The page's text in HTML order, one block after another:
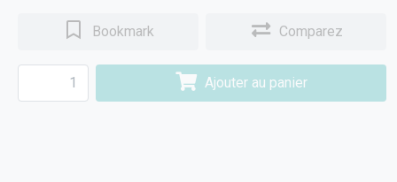
Bookmark Comparez
Ajouter au panier